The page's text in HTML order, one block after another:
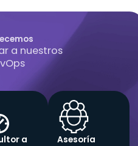
a
Asesoría
a nuestros